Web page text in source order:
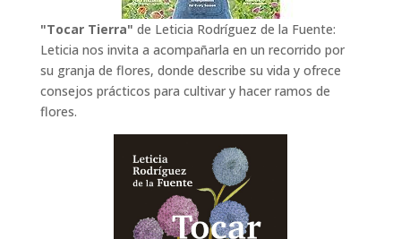
"Tocar Tierra" de Leticia Rodríguez de la Fuente:
Leticia nos invita a acompañarla en un recorrido por
su granja de flores, donde describe su vida y ofrece
consejos prácticos para cultivar y hacer ramos de
flores.